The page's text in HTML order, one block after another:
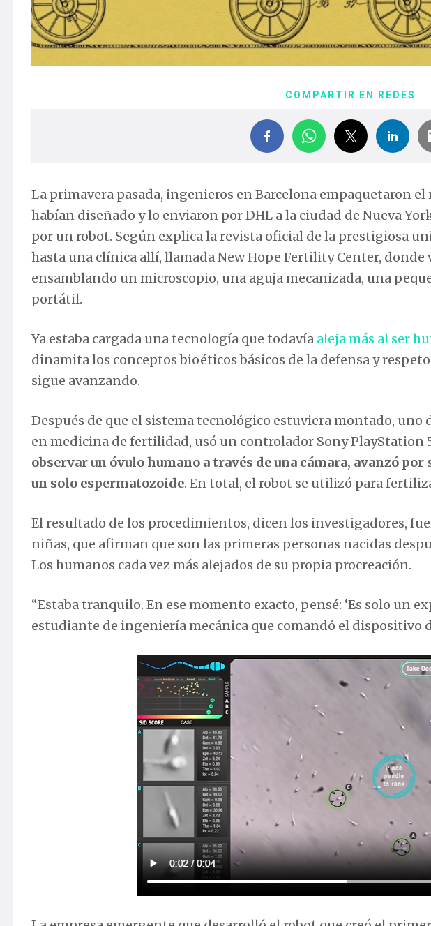
COMPARTIR EN REDES
La primavera pasada, ingenieros en Barcelona empaquetaron
habían diseñado y lo enviaron por DHL a la ciudad de Nueva
por un robot. Según explica la revista oficial de la prestigiosa
hasta una clínica allí, llamada New Hope Fertility Center,
ensamblando un microscopio, una aguja mecanizada, una
portátil.
Ya estaba cargada una tecnología que todavía aleja más al ser
dinamita los conceptos bioéticos básicos de la defensa y
sigue avanzando.
Después de que el sistema tecnológico estuviera montado,
en medicina de fertilidad, usó un controlador Sony PlayStation
observar un óvulo humano a través de una cámara, avanzó
un solo espermatozoide. En total, el robot se utilizó para
El resultado de los procedimientos, dicen los investigadores,
niñas, que afirman que son las primeras personas nacidas
Los humanos cada vez más alejados de su propia procreación.
“Estaba tranquilo. En ese momento exacto, pensé: ‘Es solo un
estudiante de ingeniería mecánica que comandó el dispositivo